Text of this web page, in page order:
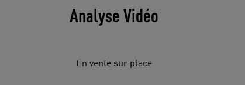
Analyse Vidéo
En vente sur place